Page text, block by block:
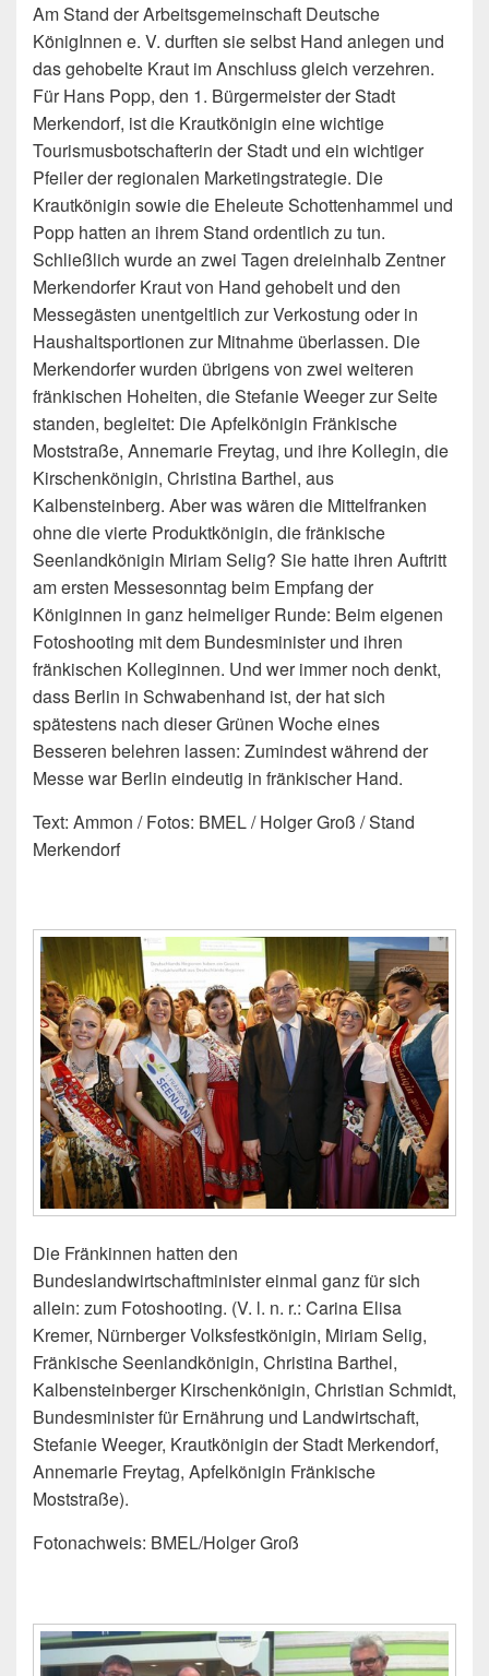
Am Stand der Arbeitsgemeinschaft Deutsche
KönigInnen e. V. durften sie selbst Hand anlegen und
das gehobelte Kraut im Anschluss gleich verzehren.
Für Hans Popp, den 1. Bürgermeister der Stadt
Merkendorf, ist die Krautkönigin eine wichtige
Tourismusbotschafterin der Stadt und ein wichtiger
Pfeiler der regionalen Marketingstrategie. Die
Krautkönigin sowie die Eheleute Schottenhammel und
Popp hatten an ihrem Stand ordentlich zu tun.
Schließlich wurde an zwei Tagen dreieinhalb Zentner
Merkendorfer Kraut von Hand gehobelt und den
Messegästen unentgeltlich zur Verkostung oder in
Haushaltsportionen zur Mitnahme überlassen. Die
Merkendorfer wurden übrigens von zwei weiteren
fränkischen Hoheiten, die Stefanie Weeger zur Seite
standen, begleitet: Die Apfelkönigin Fränkische
Moststraße, Annemarie Freytag, und ihre Kollegin, die
Kirschenkönigin, Christina Barthel, aus
Kalbensteinberg. Aber was wären die Mittelfranken
ohne die vierte Produktkönigin, die fränkische
Seenlandkönigin Miriam Selig? Sie hatte ihren Auftritt
am ersten Messesonntag beim Empfang der
Königinnen in ganz heimeliger Runde: Beim eigenen
Fotoshooting mit dem Bundesminister und ihren
fränkischen Kolleginnen. Und wer immer noch denkt,
dass Berlin in Schwabenhand ist, der hat sich
spätestens nach dieser Grünen Woche eines
Besseren belehren lassen: Zumindest während der
Messe war Berlin eindeutig in fränkischer Hand.
Text: Ammon / Fotos: BMEL / Holger Groß / Stand
Merkendorf
Die Fränkinnen hatten den
Bundeslandwirtschaftminister einmal ganz für sich
allein: zum Fotoshooting. (V. l. n. r.: Carina Elisa
Kremer, Nürnberger Volksfestkönigin, Miriam Selig,
Fränkische Seenlandkönigin, Christina Barthel,
Kalbensteinberger Kirschenkönigin, Christian Schmidt,
Bundesminister für Ernährung und Landwirtschaft,
Stefanie Weeger, Krautkönigin der Stadt Merkendorf,
Annemarie Freytag, Apfelkönigin Fränkische
Moststraße).
Fotonachweis: BMEL/Holger Groß